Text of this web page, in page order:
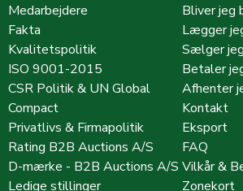
Medarbejdere
Fakta
Kvalitetspolitik
ISO 9001-2015
CSR Politik & UN Global
Compact
Privatlivs & Firmapolitik
Rating B2B Auctions A/S
D-mærke - B2B Auctions A/S
Ledige stillinger
Bliver jeg
Lægger
Sælger jeg
Betaler
Afhenter
Kontakt
Eksport
FAQ
Vilkår &
Zonekort